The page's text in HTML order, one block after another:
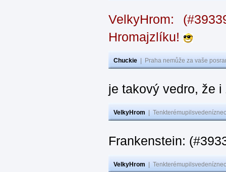
VelkyHrom:
Hromajzlíku!
Chuckie Praha nemůže za vaše
je takový vedro, že
VelkyHrom
Frankenstein:
VelkyHrom